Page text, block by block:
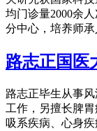
均门诊量2000余
分中心，培养师承
路志正国医
路志正毕生从事
工作，另擅长脾
吸系疾病、心身